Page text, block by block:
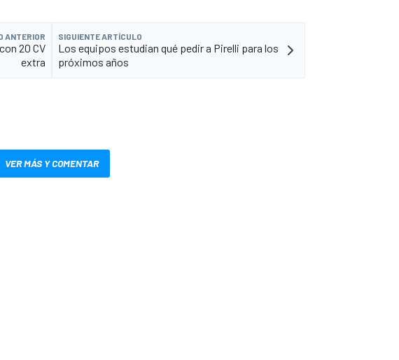
ANTERIOR
20 CV
extra
SIGUIENTE ARTÍCULO
Los equipos estudian qué pedir a Pirelli para los
próximos años
VER MÁS Y COMENTAR